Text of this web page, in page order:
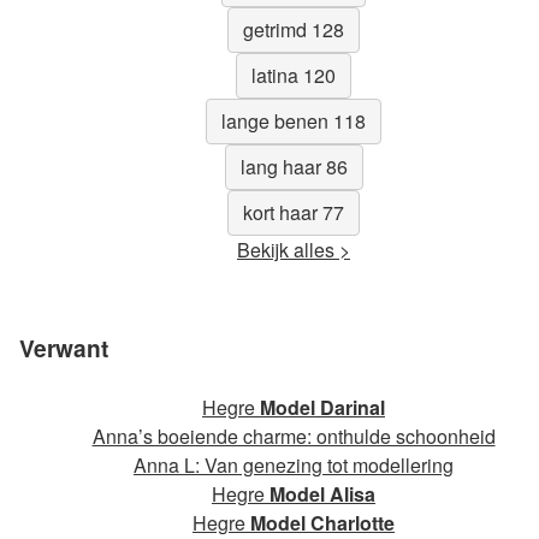
getrimd 128
latina 120
lange benen 118
lang haar 86
kort haar 77
Bekijk alles >
Verwant
Hegre Model Darinal
Anna’s boeiende charme: onthulde schoonheid
Anna L: Van genezing tot modellering
Hegre Model Alisa
Hegre Model Charlotte